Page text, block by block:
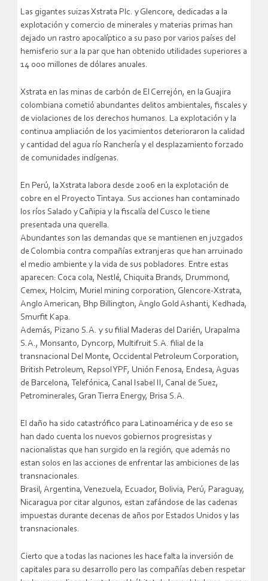
Las gigantes suizas Xstrata Plc. y Glencore, dedicadas a la
explotación y comercio de minerales y materias primas han
dejado un rastro apocalíptico a su paso por varios países del
hemisferio sur a la par que han obtenido utilidades superiores a
14 000 millones de dólares anuales.
Xstrata en las minas de carbón de El Cerrejón, en la Guajira
colombiana cometió abundantes delitos ambientales, fiscales y
de violaciones de los derechos humanos. La explotación y la
continua ampliación de los yacimientos deterioraron la calidad
y cantidad del agua río Ranchería y el desplazamiento forzado
de comunidades indígenas.
En Perú, la Xstrata labora desde 2006 en la explotación de
cobre en el Proyecto Tintaya. Sus acciones han contaminado
los ríos Salado y Cañipia y la fiscalía del Cusco le tiene
presentada una querella.
Abundantes son las demandas que se mantienen en juzgados
de Colombia contra compañías extranjeras que han arruinado
el medio ambiente y la vida de sus pobladores. Entre estas
aparecen: Coca cola, Nestlé, Chiquita Brands, Drummond,
Cemex, Holcim, Muriel mining corporation, Glencore-Xstrata,
Anglo American, Bhp Billington, Anglo Gold Ashanti, Kedhada,
Smurfit Kapa.
Además, Pizano S.A. y su filial Maderas del Darién, Urapalma
S.A., Monsanto, Dyncorp, Multifruit S.A. filial de la
transnacional Del Monte, Occidental Petroleum Corporation,
British Petroleum, Repsol YPF, Unión Fenosa, Endesa, Aguas
de Barcelona, Telefónica, Canal Isabel II, Canal de Suez,
Petrominerales, Gran Tierra Energy, Brisa S.A.
El daño ha sido catastrófico para Latinoamérica y de eso se
han dado cuenta los nuevos gobiernos progresistas y
nacionalistas que han surgido en la región, que además no
estan solos en las acciones de enfrentar las ambiciones de las
transnacionales.
Brasil, Argentina, Venezuela, Ecuador, Bolivia, Perú, Paraguay,
Nicaragua por citar algunos, estan zafándose de las cadenas
impuestas durante decenas de años por Estados Unidos y las
transnacionales.
Cierto que a todas las naciones les hace falta la inversión de
capitales para su desarrollo pero las compañías deben respetar